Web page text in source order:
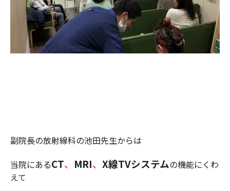
副院長の放射線科の池田先生からは
当院にあるCT、 MRI、 X線TVシステムの機能にくわ
えて